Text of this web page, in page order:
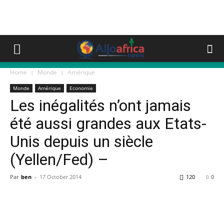
Home Monde Amérique
Monde Amérique Economie
Les inégalités n’ont jamais
été aussi grandes aux Etats-
Unis depuis un siècle
(Yellen/Fed) –
Par ben - 17 October 2014 0
120